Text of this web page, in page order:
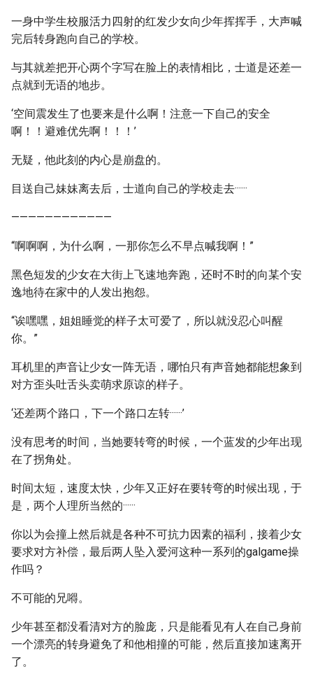
一身中学生校服活力四射的红发少女向少年挥挥手，大声喊
完后转身跑向自己的学校。
与其就差把开心两个字写在脸上的表情相比，士道是还差一
点就到无语的地步。
‘空间震发生了也要来是什么啊！注意一下自己的安全
啊！！避难优先啊！！！’
无疑，他此刻的内心是崩盘的。
目送自己妹妹离去后，士道向自己的学校走去······
————————————
“啊啊啊，为什么啊，一那你怎么不早点喊我啊！”
黑色短发的少女在大街上飞速地奔跑，还时不时的向某个安
逸地待在家中的人发出抱怨。
“诶嘿嘿，姐姐睡觉的样子太可爱了，所以就没忍心叫醒
你。”
耳机里的声音让少女一阵无语，哪怕只有声音她都能想象到
对方歪头吐舌头卖萌求原谅的样子。
‘还差两个路口，下一个路口左转······’
没有思考的时间，当她要转弯的时候，一个蓝发的少年出现
在了拐角处。
时间太短，速度太快，少年又正好在要转弯的时候出现，于
是，两个人理所当然的······
你以为会撞上然后就是各种不可抗力因素的福利，接着少女
要求对方补偿，最后两人坠入爱河这种一系列的galgame操
作吗？
不可能的兄嘚。
少年甚至都没看清对方的脸庞，只是能看见有人在自己身前
一个漂亮的转身避免了和他相撞的可能，然后直接加速离开
了。